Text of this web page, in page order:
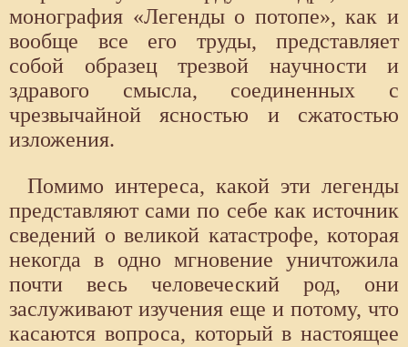
монография «Легенды о потопе», как и
вообще все его труды, представляет
собой образец трезвой научности и
здравого смысла, соединенных с
чрезвычайной ясностью и сжатостью
изложения.
Помимо интереса, какой эти легенды
представляют сами по себе как источник
сведений о великой катастрофе, которая
некогда в одно мгновение уничтожила
почти весь человеческий род, они
заслуживают изучения еще и потому, что
касаются вопроса, который в настоящее